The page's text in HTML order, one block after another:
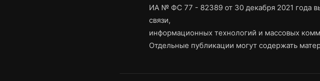
ИА № ФС 77 - 82389 от 30 декабря 2021 года
связи,
информационных технологий и массовых
Отдельные публикации могут содержать